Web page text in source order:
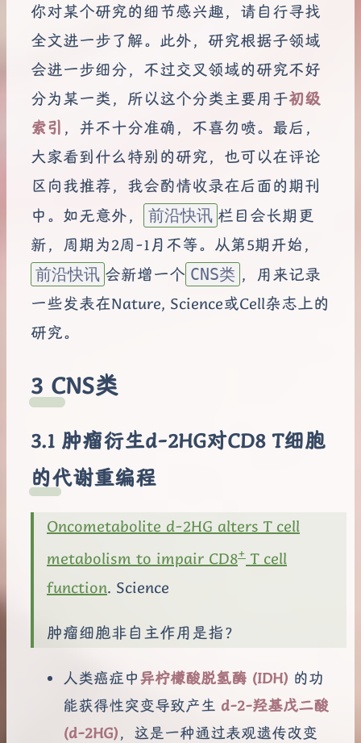
你对某个研究的细节感兴趣，请自行寻找
全文进一步了解。此外，研究根据子领域
会进一步细分，不过交叉领域的研究不好
分为某一类，所以这个分类主要用于初级
索引 ，并不十分准确，不喜勿喷。最后，
大家看到什么特别的研究，也可以在评论
区向我推荐，我会酌情收录在后面的期刊
中。如无意外，
前沿快讯 栏目会长期更
新，周期为2周-1月不等。从第5期开始，
前沿快讯 会新增一个 CNS类 ，用来记录
一些发表在Nature, Science或Cell杂志上的
研究。
CNS类
肿瘤衍生d-2HG对CD8 T细胞
的代谢重编程
Oncometabolite d-2HG alters T cell
metabolism to impair CD8+ T cell
function. Science
肿瘤细胞非自主作用是指？
人类癌症中异柠檬酸脱氢酶 (IDH) 的功
能获得性突变导致产生 d-2-羟基戊二酸
(d-2HG)，这是一种通过表观遗传改变